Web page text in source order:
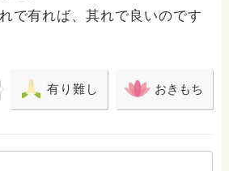
で有れば、其れで良いのです
有り難し おきもち